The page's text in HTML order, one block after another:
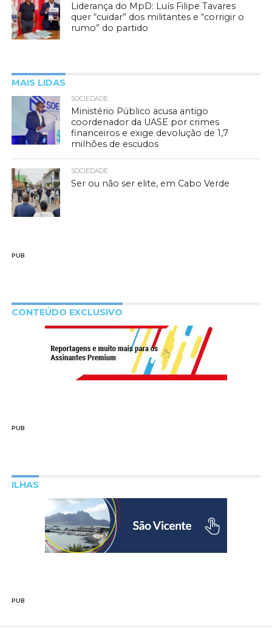
Liderança do MpD: Luís Filipe Tavares
quer “cuidar” dos militantes e “corrigir o
rumo” do partido
MAIS LIDAS
SOCIEDADE
Ministério Público acusa antigo
coordenador da UASE por crimes
financeiros e exige devolução de 1,7
milhões de escudos
SOCIEDADE
Ser ou não ser elite, em Cabo Verde
PUB
CONTEÚDO EXCLUSIVO
PUB
ILHAS
PUB